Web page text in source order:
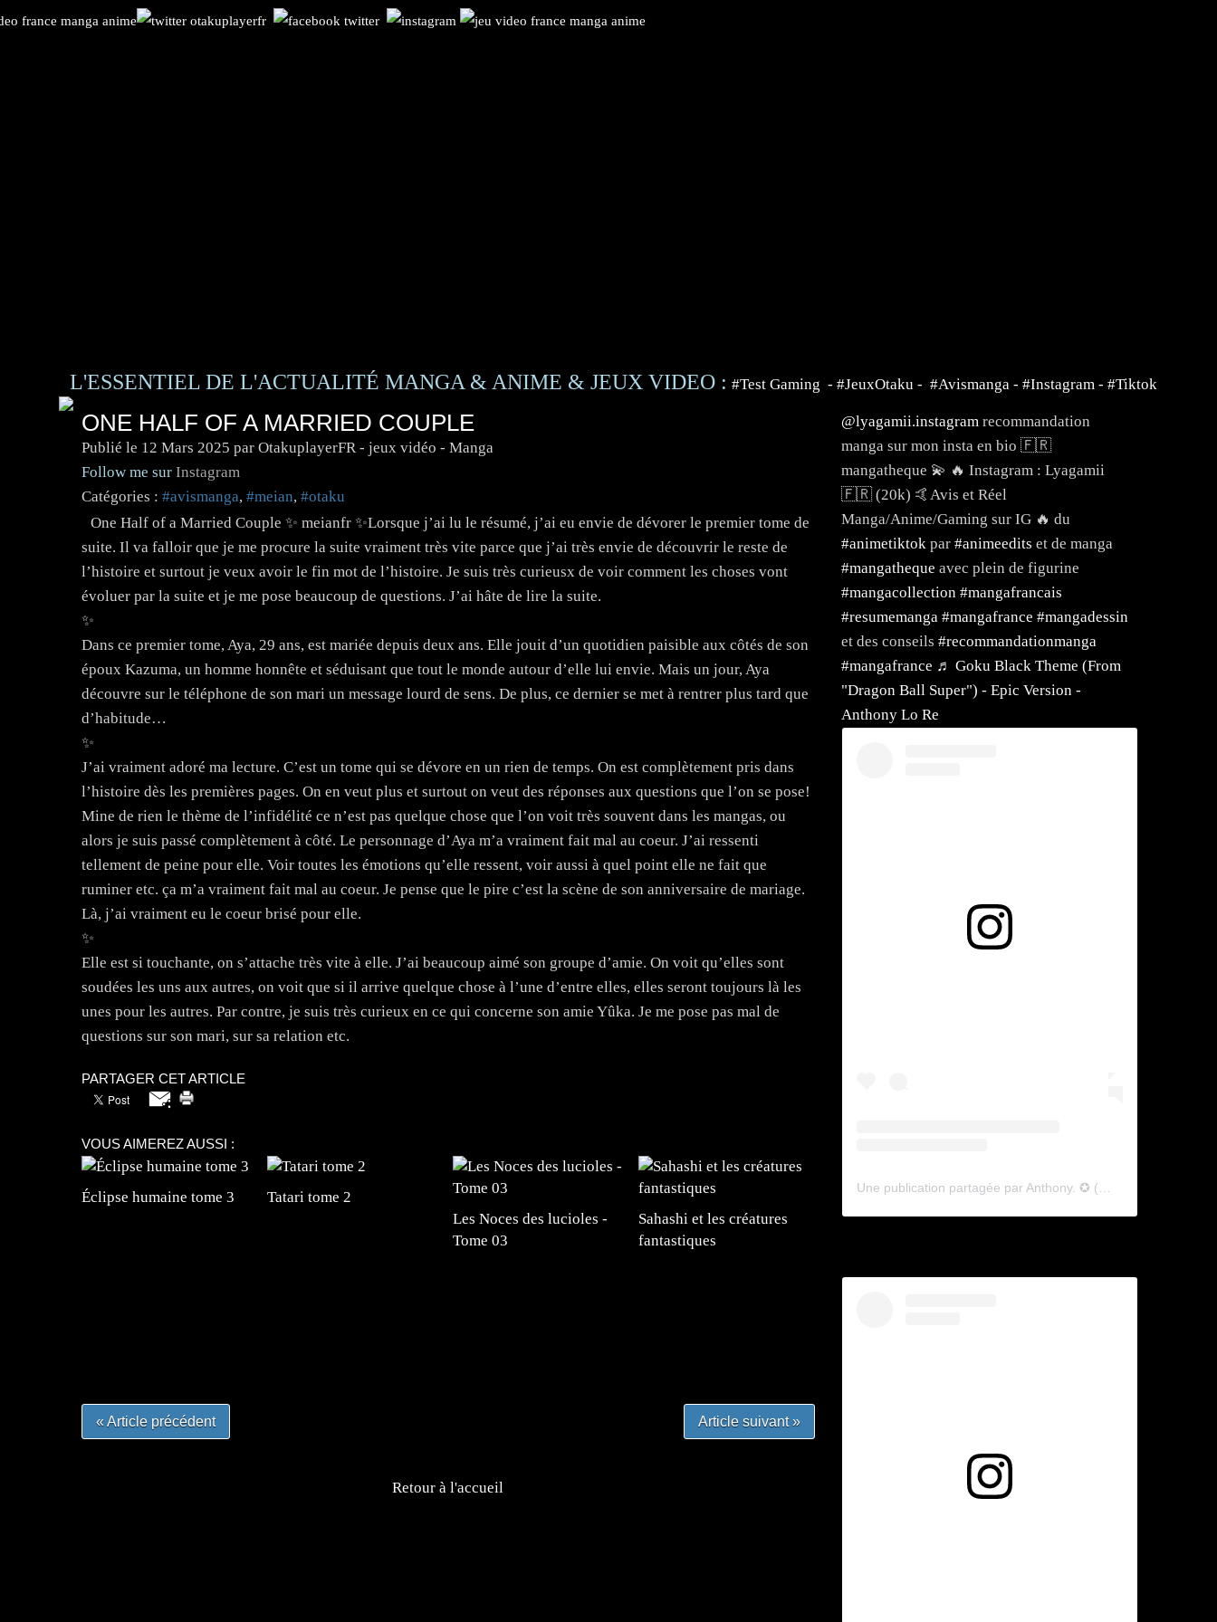
L'ESSENTIEL DE L'ACTUALITÉ MANGA & ANIME & JEUX VIDEO : #Test Gaming - #JeuxOtaku - #Avismanga - #Instagram - #Tiktok
ONE HALF OF A MARRIED COUPLE
Publié le 12 Mars 2025 par OtakuplayerFR - jeux vidéo - Manga
Follow me sur Instagram
Catégories : #avismanga, #meian, #otaku
One Half of a Married Couple ✨️ meianfr ✨️Lorsque j’ai lu le résumé, j’ai eu envie de dévorer le premier tome de
suite. Il va falloir que je me procure la suite vraiment très vite parce que j’ai très envie de découvrir le reste de
l’histoire et surtout je veux avoir le fin mot de l’histoire. Je suis très curieusx de voir comment les choses vont
évoluer par la suite et je me pose beaucoup de questions. J’ai hâte de lire la suite.
✨️
Dans ce premier tome, Aya, 29 ans, est mariée depuis deux ans. Elle jouit d’un quotidien paisible aux côtés de son
époux Kazuma, un homme honnête et séduisant que tout le monde autour d’elle lui envie. Mais un jour, Aya
découvre sur le téléphone de son mari un message lourd de sens. De plus, ce dernier se met à rentrer plus tard que
d’habitude…
✨️
J’ai vraiment adoré ma lecture. C’est un tome qui se dévore en un rien de temps. On est complètement pris dans
l’histoire dès les premières pages. On en veut plus et surtout on veut des réponses aux questions que l’on se pose!
Mine de rien le thème de l’infidélité ce n’est pas quelque chose que l’on voit très souvent dans les mangas, ou
alors je suis passé complètement à côté. Le personnage d’Aya m’a vraiment fait mal au coeur. J’ai ressenti
tellement de peine pour elle. Voir toutes les émotions qu’elle ressent, voir aussi à quel point elle ne fait que
ruminer etc. ça m’a vraiment fait mal au coeur. Je pense que le pire c’est la scène de son anniversaire de mariage.
Là, j’ai vraiment eu le coeur brisé pour elle.
✨️
Elle est si touchante, on s’attache très vite à elle. J’ai beaucoup aimé son groupe d’amie. On voit qu’elles sont
soudées les uns aux autres, on voit que si il arrive quelque chose à l’une d’entre elles, elles seront toujours là les
unes pour les autres. Par contre, je suis très curieux en ce qui concerne son amie Yûka. Je me pose pas mal de
questions sur son mari, sur sa relation etc.
PARTAGER CET ARTICLE
VOUS AIMEREZ AUSSI :
Éclipse humaine tome 3
Tatari tome 2
Les Noces des lucioles -
Tome 03
Sahashi et les créatures
fantastiques
« Article précédent Article suivant »
Retour à l'accueil
@lyagamii.instagram recommandation
manga sur mon insta en bio 🇫🇷
mangatheque 💫 🔥 Instagram : Lyagamii
🇫🇷 (20k) 🤙Avis et Réel
Manga/Anime/Gaming sur IG 🔥 du
#animetiktok par #animeedits et de manga
#mangatheque avec plein de figurine
#mangacollection #mangafrancais
#resumemanga #mangafrance #mangadessin
et des conseils #recommandationmanga
#mangafrance ♬ Goku Black Theme (From
"Dragon Ball Super") - Epic Version -
Anthony Lo Re